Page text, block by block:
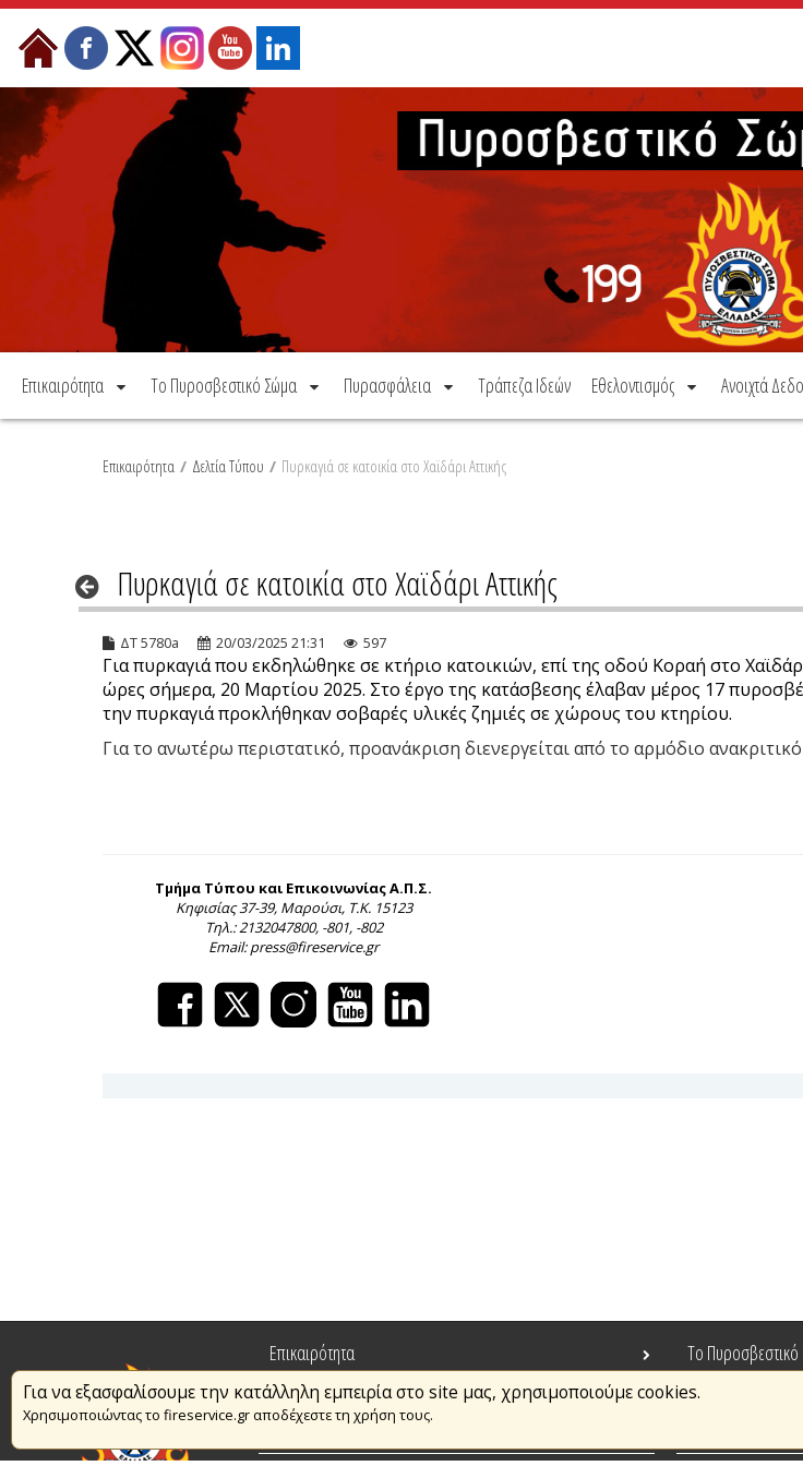
Μετάβαση στο περιεχόμενο
Επικαιρότητα Το Πυροσβεστικό Σώμα Πυρασφάλεια Τράπεζα Ιδεών Εθελοντισμός Ανοιχτά
Επικαιρότητα / Δελτία Τύπου / Πυρκαγιά σε κατοικία στο Χαϊδάρι Αττικής
Πυρκαγιά σε κατοικία στο Χαϊδάρι Αττικής
ΔΤ 5780a 20/03/2025 21:31 597
Για πυρκαγιά που εκδηλώθηκε σε κτήριο κατοικιών, επί της οδού Κοραή στο
ώρες σήμερα, 20 Μαρτίου 2025. Στο έργο της κατάσβεσης έλαβαν μέρος 17
την πυρκαγιά προκλήθηκαν σοβαρές υλικές ζημιές σε χώρους του κτηρίου.
Για το ανωτέρω περιστατικό, προανάκριση διενεργείται από το αρμόδιο
Τμήμα Τύπου και Επικοινωνίας Α.Π.Σ.
Κηφισίας 37-39, Μαρούσι, Τ.Κ. 15123
Τηλ.: 2132047800, -801, -802
Email: press@fireservice.gr
Για να εξασφαλίσουμε την κατάλληλη εμπειρία στο site μας, χρησιμοποιούμε cookies.
Χρησιμοποιώντας το fireservice.gr αποδέχεστε τη χρήση τους.
Επικαιρότητα
Το
Πυρασφάλεια
Τράπεζα Ιδεών